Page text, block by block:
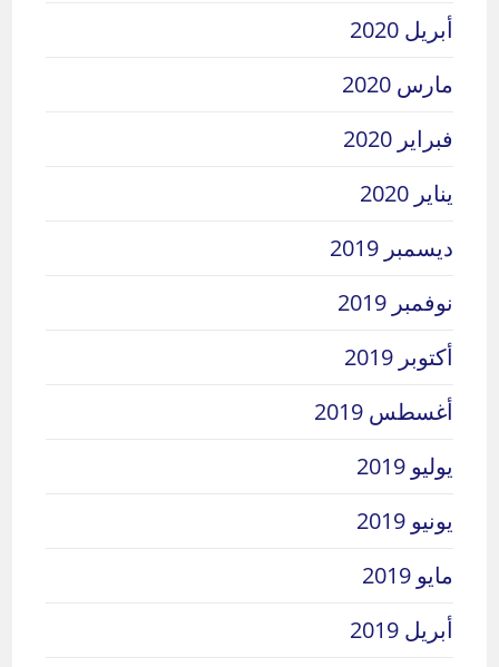
أبريل 2020
مارس 2020
فبراير 2020
يناير 2020
ديسمبر 2019
نوفمبر 2019
أكتوبر 2019
أغسطس 2019
يوليو 2019
يونيو 2019
مايو 2019
أبريل 2019